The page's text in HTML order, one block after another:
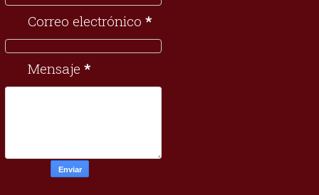
Correo electrónico *
Mensaje *